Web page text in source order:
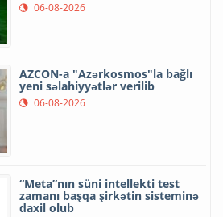
06-08-2026
AZCON-a "Azərkosmos"la bağlı
yeni səlahiyyətlər verilib
06-08-2026
“Meta”nın süni intellekti test
zamanı başqa şirkətin sisteminə
daxil olub